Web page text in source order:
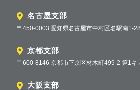
名古屋支部
〒450-0003 愛知県名古屋市中村区名駅南1-
京都支部
〒600-8146 京都市下京区材木町499-2 第1キ
大阪支部